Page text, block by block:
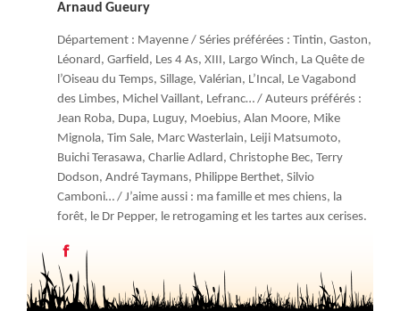
Arnaud Gueury
Département : Mayenne / Séries préférées : Tintin, Gaston,
Léonard, Garfield, Les 4 As, XIII, Largo Winch, La Quête de
l’Oiseau du Temps, Sillage, Valérian, L’Incal, Le Vagabond
des Limbes, Michel Vaillant, Lefranc… / Auteurs préférés :
Jean Roba, Dupa, Luguy, Moebius, Alan Moore, Mike
Mignola, Tim Sale, Marc Wasterlain, Leiji Matsumoto,
Buichi Terasawa, Charlie Adlard, Christophe Bec, Terry
Dodson, André Taymans, Philippe Berthet, Silvio
Camboni… / J’aime aussi : ma famille et mes chiens, la
forêt, le Dr Pepper, le retrogaming et les tartes aux cerises.